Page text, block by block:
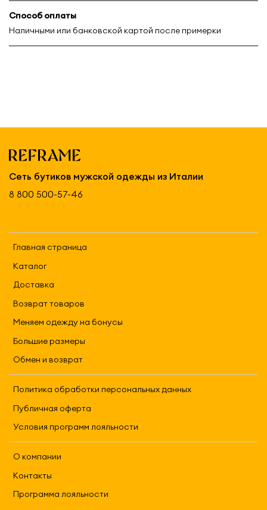
Способ оплаты
Наличными или банковской картой после примерки
Главная страница
Каталог
Доставка
Возврат товаров
Меняем одежду на бонусы
Большие размеры
Обмен и возврат
Политика обработки персональных данных
Публичная оферта
Условия программ лояльности
О компании
Контакты
Программа лояльности
Сеть бутиков мужской одежды из Италии
8 800 500-57-46